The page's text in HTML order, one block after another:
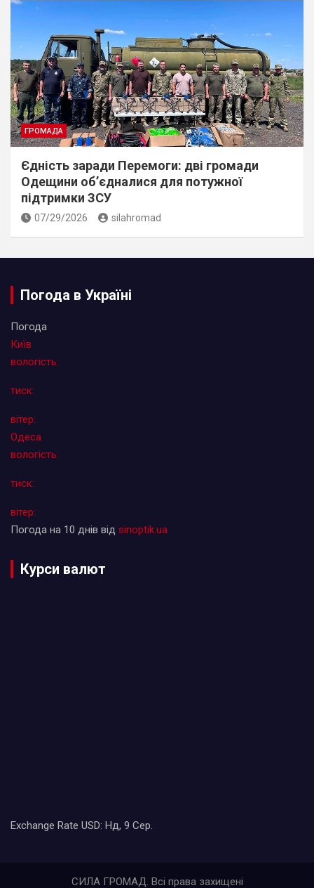
ГРОМАДА
Єдність заради Перемоги: дві громади
Одещини об’єдналися для потужної
підтримки ЗСУ
07/29/2026 silahromad
Погода в Україні
Погода
Київ
вологість:
тиск:
вітер:
Одеса
вологість:
тиск:
вітер:
Погода на 10 днів від sinoptik.ua
Курси валют
Exchange Rate USD: Нд, 9 Сер.
СИЛА ГРОМАД. Всі права захищені